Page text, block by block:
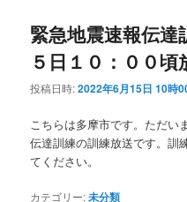
緊急地震速報伝達
５日１０：００頃
投稿日時:2022年6月15日 10時
こちらは多摩市です。ただい
伝達訓練の訓練放送です。訓
てください。
カテゴリー:未分類